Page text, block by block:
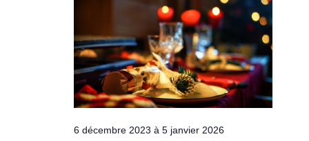
vues
6 décembre 2023 à5 janvier 2026